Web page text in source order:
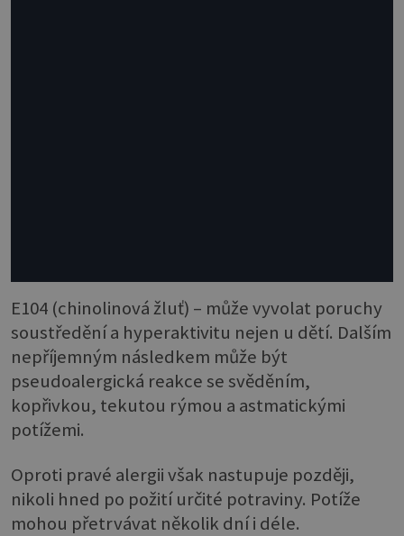
E104 (chinolinová žluť) – může vyvolat poruchy
soustředění a hyperaktivitu nejen u dětí. Dalším
nepříjemným následkem může být
pseudoalergická reakce se svěděním,
kopřivkou, tekutou rýmou a astmatickými
potížemi.
Oproti pravé alergii však nastupuje později,
nikoli hned po požití určité potraviny. Potíže
mohou přetrvávat několik dní i déle.